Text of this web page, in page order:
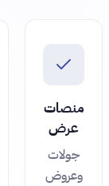
منصات
عرض
جولات
وعروض